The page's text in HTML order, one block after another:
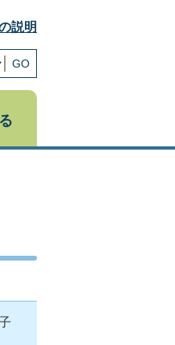
説明
GO